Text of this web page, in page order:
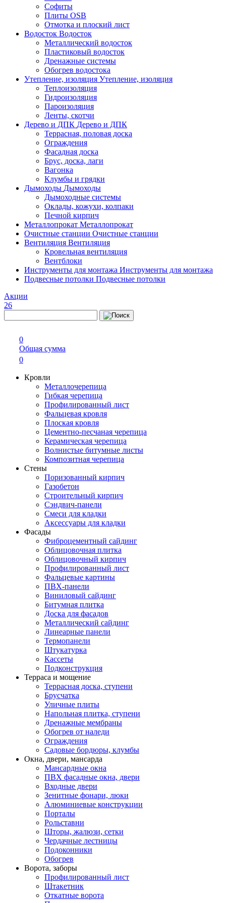
Софиты
Плиты OSB
Отмотка и плоский лист
Водосток Водосток
Металлический водосток
Пластиковый водосток
Дренажные системы
Обогрев водостока
Утепление, изоляция Утепление, изоляция
Теплоизоляция
Гидроизоляция
Пароизоляция
Ленты, скотчи
Дерево и ДПК Дерево и ДПК
Террасная, половая доска
Ограждения
Фасадная доска
Брус, доска, лаги
Вагонка
Клумбы и грядки
Дымоходы Дымоходы
Дымоходные системы
Оклады, кожухи, колпаки
Печной кирпич
Металлопрокат Металлопрокат
Очистные станции Очистные станции
Вентиляция Вентиляция
Кровельная вентиляция
Вентблоки
Инструменты для монтажа Инструменты для монтажа
Подвесные потолки Подвесные потолки
Акции
26
0
Общая сумма
0
Кровли
Металлочерепица
Гибкая черепица
Профилированный лист
Фальцевая кровля
Плоская кровля
Цементно-песчаная черепица
Керамическая черепица
Волнистые битумные листы
Композитная черепица
Стены
Поризованный кирпич
Газобетон
Строительный кирпич
Сэндвич-панели
Смеси для кладки
Аксессуары для кладки
Фасады
Фиброцементный сайдинг
Облицовочная плитка
Облицовочный кирпич
Профилированный лист
Фальцевые картины
ПВХ-панели
Виниловый сайдинг
Битумная плитка
Доска для фасадов
Металлический сайдинг
Линеарные панели
Термопанели
Штукатурка
Кассеты
Подконструкция
Терраса и мощение
Террасная доска, ступени
Брусчатка
Уличные плиты
Напольная плитка, ступени
Дренажные мембраны
Обогрев от наледи
Ограждения
Садовые бордюры, клумбы
Окна, двери, мансарда
Мансардные окна
ПВХ фасадные окна, двери
Входные двери
Зенитные фонари, люки
Алюминиевые конструкции
Порталы
Рольставни
Шторы, жалюзи, сетки
Чердачные лестницы
Подоконники
Обогрев
Ворота, заборы
Профилированный лист
Штакетник
Откатные ворота